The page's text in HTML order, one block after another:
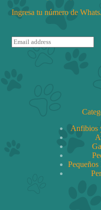
Ingresa tu número de
E
m
Anfibios